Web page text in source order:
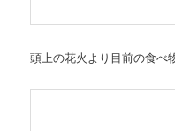
頭上の花火より目前の食べ物